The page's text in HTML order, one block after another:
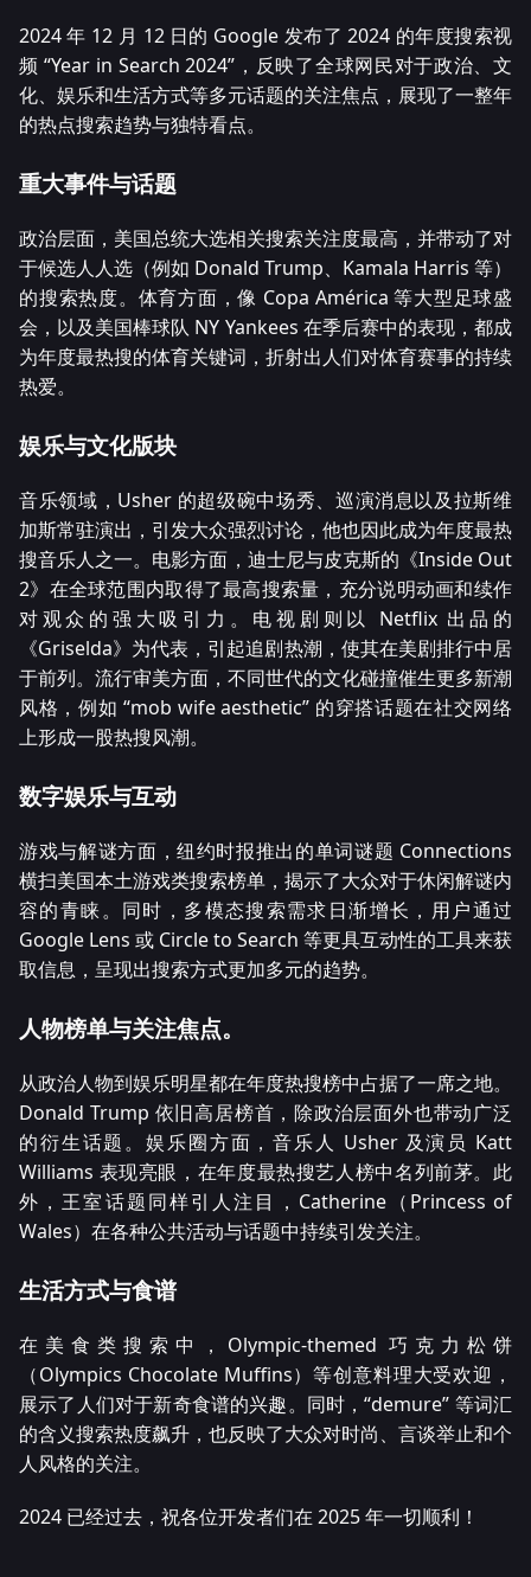
2024 年 12 月 12 日的 Google 发布了 2024 的年度搜索视
频 “Year in Search 2024”，反映了全球网民对于政治、文
化、娱乐和生活方式等多元话题的关注焦点，展现了一整年
的热点搜索趋势与独特看点。
重大事件与话题
政治层面，美国总统大选相关搜索关注度最高，并带动了对
于候选人人选（例如 Donald Trump、Kamala Harris 等）
的搜索热度。体育方面，像 Copa América 等大型足球盛
会，以及美国棒球队 NY Yankees 在季后赛中的表现，都成
为年度最热搜的体育关键词，折射出人们对体育赛事的持续
热爱。
娱乐与文化版块
音乐领域，Usher 的超级碗中场秀、巡演消息以及拉斯维
加斯常驻演出，引发大众强烈讨论，他也因此成为年度最热
搜音乐人之一。电影方面，迪士尼与皮克斯的《Inside Out
2》在全球范围内取得了最高搜索量，充分说明动画和续作
对观众的强大吸引力。电视剧则以 Netflix 出品的
《Griselda》为代表，引起追剧热潮，使其在美剧排行中居
于前列。流行审美方面，不同世代的文化碰撞催生更多新潮
风格，例如 “mob wife aesthetic” 的穿搭话题在社交网络
上形成一股热搜风潮。
数字娱乐与互动
游戏与解谜方面，纽约时报推出的单词谜题 Connections
横扫美国本土游戏类搜索榜单，揭示了大众对于休闲解谜内
容的青睐。同时，多模态搜索需求日渐增长，用户通过
Google Lens 或 Circle to Search 等更具互动性的工具来获
取信息，呈现出搜索方式更加多元的趋势。
人物榜单与关注焦点。
从政治人物到娱乐明星都在年度热搜榜中占据了一席之地。
Donald Trump 依旧高居榜首，除政治层面外也带动广泛
的衍生话题。娱乐圈方面，音乐人 Usher 及演员 Katt
Williams 表现亮眼，在年度最热搜艺人榜中名列前茅。此
外，王室话题同样引人注目，Catherine（Princess of
Wales）在各种公共活动与话题中持续引发关注。
生活方式与食谱
在美食类搜索中，Olympic-themed 巧克力松饼
（Olympics Chocolate Muffins）等创意料理大受欢迎，
展示了人们对于新奇食谱的兴趣。同时，“demure” 等词汇
的含义搜索热度飙升，也反映了大众对时尚、言谈举止和个
人风格的关注。
2024 已经过去，祝各位开发者们在 2025 年一切顺利！